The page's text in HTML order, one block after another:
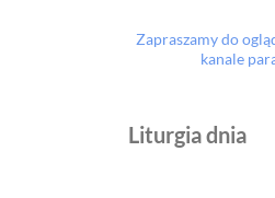
Zapraszamy do
kanale
Liturgia dnia